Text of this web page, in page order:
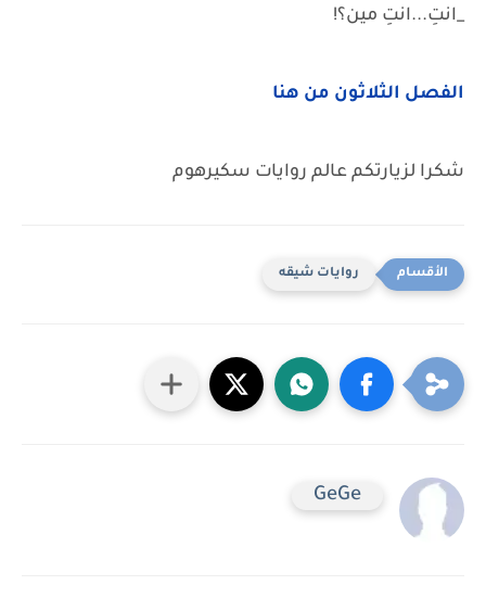
_انتِ...انتِ مين؟!
الفصل الثلاثون من هنا
شكرا لزيارتكم عالم روايات سكيرهوم
روايات شيقه
GeGe